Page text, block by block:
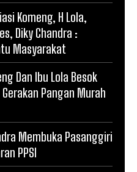
Komeng, H Lola,
Diky Chandra :
Masyarakat
Dan Ibu Lola Besok
Pangan Murah
Membuka Pasanggiri
PPSI